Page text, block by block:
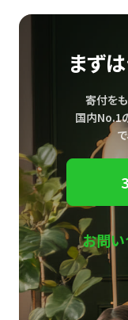
まず
寄付をも
国内No.1
で
お問